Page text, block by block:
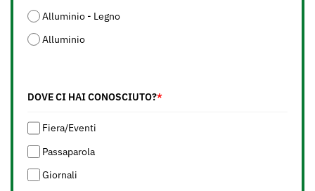
Alluminio - Legno
Alluminio
DOVE CI HAI CONOSCIUTO?*
Fiera/Eventi
Passaparola
Giornali